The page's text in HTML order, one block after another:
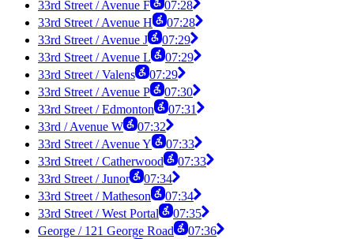
33rd Street / Avenue F
07:28
33rd Street / Avenue H
07:28
33rd Street / Avenue J
07:29
33rd Street / Avenue L
07:29
33rd Street / Valens
07:29
33rd Street / Avenue P
07:30
33rd Street / Edmonton
07:31
33rd / Avenue W
07:32
33rd Street / Avenue Y
07:33
33rd Street / Catherwood
07:33
33rd Street / Junor
07:34
33rd Street / Matheson
07:34
33rd Street / West Portal
07:35
George / 121 George Road
07:36